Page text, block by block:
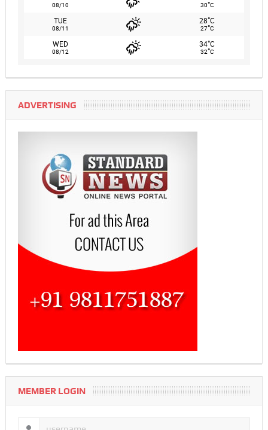
08/10 30°C
TUE
08/11
28°C
27°C
WED
08/12
34°C
32°C
ADVERTISING
MEMBER LOGIN